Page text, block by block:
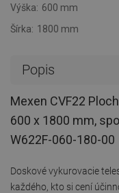
Výška: 600 mm
Šírka: 1800 mm
Popis
Mexen CVF22
600 x 1800 mm,
W622F-060-180-00
Doskové vykurovacie
každého, kto si cení